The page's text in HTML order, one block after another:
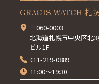
GRACIS WATCH 札
〒060-0003
北海道札幌市中央区北
ビル1F
011-219-0889
11:00～19:30